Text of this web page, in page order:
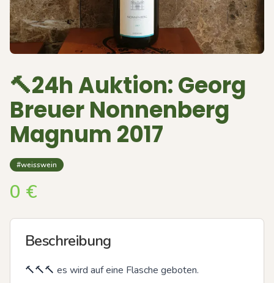
🔨24h Auktion: Georg
Breuer Nonnenberg
Magnum 2017
#weisswein
0 €
Beschreibung
🔨🔨🔨 es wird auf eine Flasche geboten.